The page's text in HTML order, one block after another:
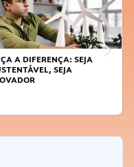
A DIFERENÇA: SEJA
SEJA